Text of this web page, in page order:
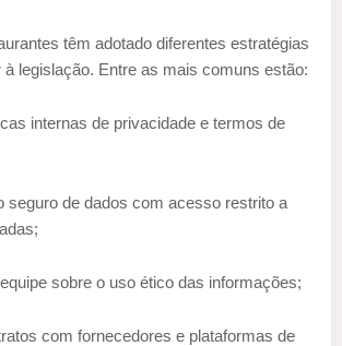
têm adotado diferentes estratégias
à legislação. Entre as mais comuns estão:
internas de privacidade e termos de
seguro de dados com acesso restrito a
sobre o uso ético das informações;
com fornecedores e plataformas de